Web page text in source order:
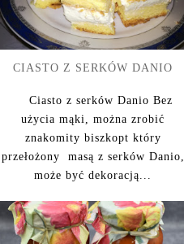
CIASTO Z SERKÓW DANIO
Ciasto z serków Danio Bez
użycia mąki, można zrobić
znakomity biszkopt który
przełożony masą z serków Danio,
może być dekoracją...